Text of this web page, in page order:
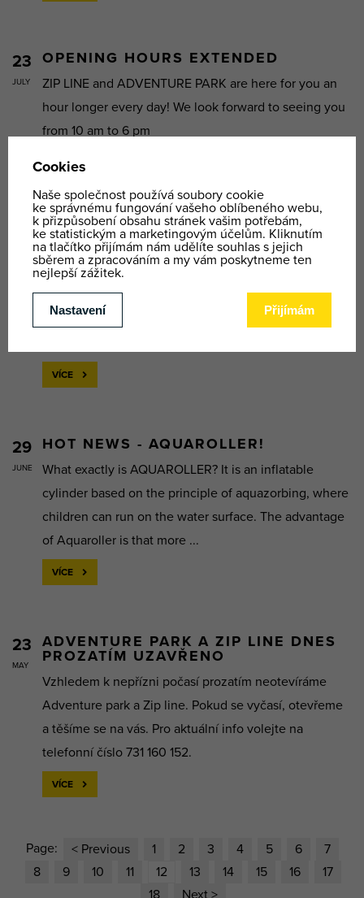
23
JULY
OPENING HOURS EXTENDED
ZIP LINE and ADVENTURE PARK are here for you an
hour longer every day! We look forward to seeing you
from 10 am to 6 pm
VÍCE
NEW OFF-ROAD SCOOTERS ARRIVED
AT ADVENTURE PARK
The KOSTKA off-road scooter excels perfectly on
forest roads and is also the embodiment of an
excellent downhill scooter. This sturdy machine is a
VÍCE
29
JUNE
HOT NEWS - AQUAROLLER!
What exactly is AQUAROLLER? It is an inflatable
cylinder based on the principle of aquazorbing, where
children can run on the water surface. The advantage
of Aquaroller is that more ...
VÍCE
23
MAY
ADVENTURE PARK A ZIP LINE DNES
PROZATÍM UZAVŘENO
Vzhledem k nepřízni počasí prozatím neotevíráme
Adventure park a Zip line. Pokud se vyčasí, otevřeme
a těšíme se na vás. Pro aktuální info volejte na
telefonní číslo 731 160 152.
VÍCE
Page: < Previous 1 2 3 4 5 6
7
8
9 10 11 12 13 14 15 16
17
18
Next >